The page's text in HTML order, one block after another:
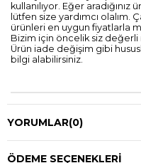
kullanılıyor. Eğer
lütfen size yardımcı olalım.
ürünleri en uygun fiyatlarla
Bizim için öncelik siz
Ürün iade değişim gibi
bilgi alabilirsiniz.
YORUMLAR(0)
ÖDEME SEÇENEKLERI